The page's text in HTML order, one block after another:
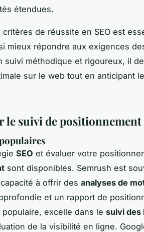
étendues.
de réussite en SEO est
mieux répondre aux exigences
suivi méthodique et rigoureux, il
sur le web tout en anticipant
le suivi de positionnement
SEO et évaluer votre
sont disponibles. Semrush est
à offrir des analyses de
et un rapport de
excelle dans le suivi des
de la visibilité en ligne.